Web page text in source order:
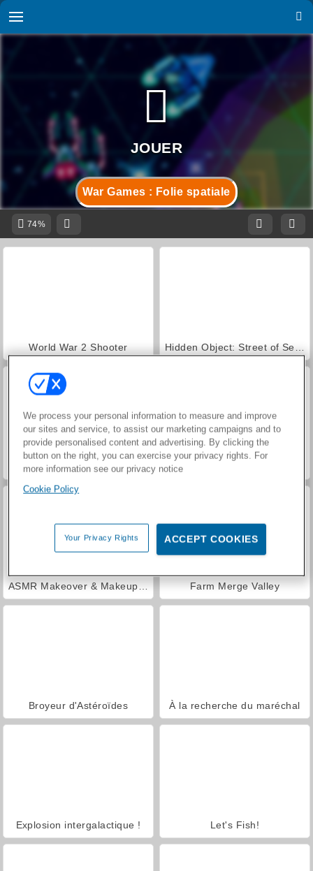
War Games : Folie spatiale
74%
World War 2 Shooter
VegaMix Da Vinci Puzzles
Farm Merge Valley
Broyeur d'Astéroïdes À la recherche du maréchal
Explosion intergalactique ! Let's Fish!
We process your personal information to measure and improve
our sites and service, to assist our marketing campaigns and to
provide personalised content and advertising. By clicking the
button on the right, you can exercise your privacy rights. For
more information see our privacy notice
Cookie Policy
Your Privacy Rights ACCEPT COOKIES